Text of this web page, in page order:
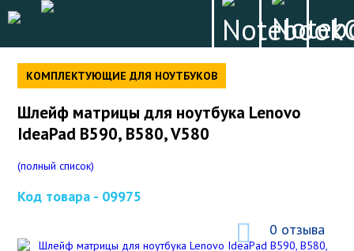
КОМПЛЕКТУЮЩИЕ ДЛЯ НОУТБУКОВ
Шлейф матрицы для ноутбука Lenovo
IdeaPad B590, B580, V580
(полный список)
Код товара - 09975
0 отзыва